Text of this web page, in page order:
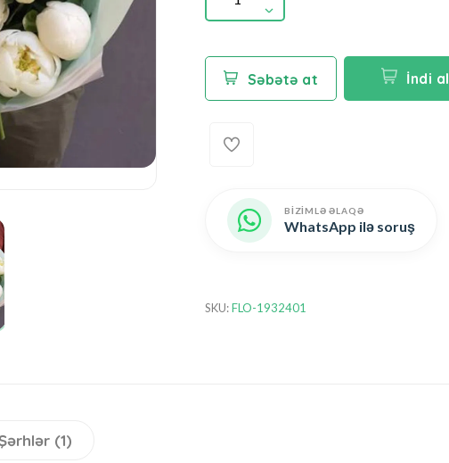
Səbətə at İndi al
BİZİMLƏ ƏLAQƏ
WhatsApp ilə soruş
SKU:FLO-1932401
Şərhlər (1)